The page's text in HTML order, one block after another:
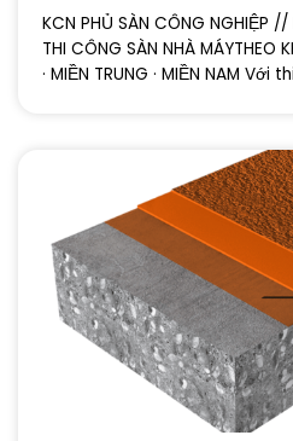
KCN PHỦ SÀN CÔNG NGHIỆP
THI CÔNG SÀN NHÀ MÁYTHEO
· MIỀN TRUNG · MIỀN NAM Với